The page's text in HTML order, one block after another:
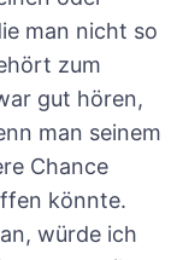
man nicht so
zum
gut hören,
man seinem
Chance
könnte.
würde ich